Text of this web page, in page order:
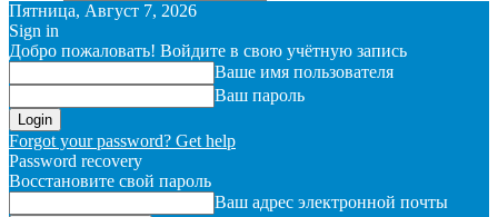
Пятница, Август 7, 2026
Sign in
Добро пожаловать! Войдите в свою учётную запись
Ваше имя пользователя
Ваш пароль
Forgot your password? Get help
Password recovery
Восстановите свой пароль
Ваш адрес электронной почты